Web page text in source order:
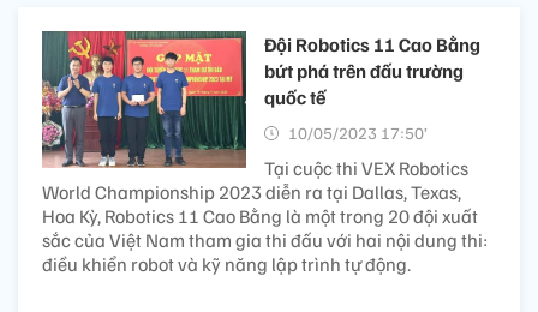
Đội Robotics 11 Cao Bằng
bứt phá trên đấu trường
quốc tế
10/05/2023 17:50’
Tại cuộc thi VEX Robotics
World Championship 2023 diễn ra tại Dallas, Texas,
Hoa Kỳ, Robotics 11 Cao Bằng là một trong 20 đội xuất
sắc của Việt Nam tham gia thi đấu với hai nội dung thi:
điều khiển robot và kỹ năng lập trình tự động.